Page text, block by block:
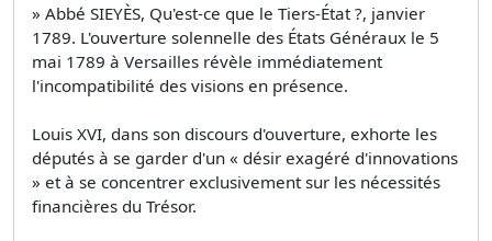
» Abbé SIEYÈS, Qu'est-ce que le Tiers-État ?, janvier
1789. L'ouverture solennelle des États Généraux le 5
mai 1789 à Versailles révèle immédiatement
l'incompatibilité des visions en présence.
Louis XVI, dans son discours d'ouverture, exhorte les
députés à se garder d'un « désir exagéré d'innovations
» et à se concentrer exclusivement sur les nécessités
financières du Trésor.